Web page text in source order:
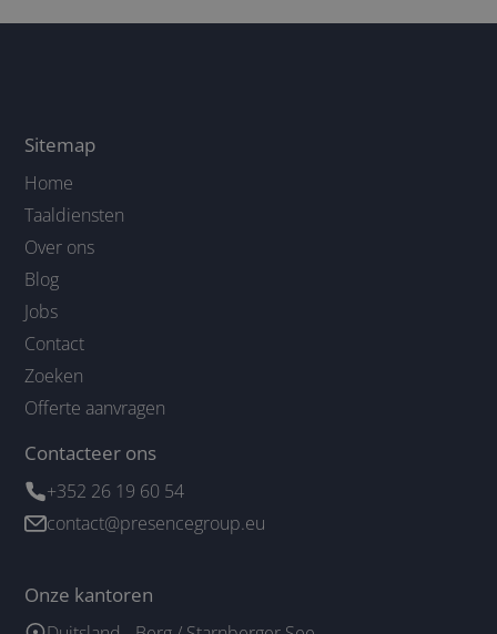
Sitemap
Home
Taaldiensten
Over ons
Blog
Jobs
Contact
Zoeken
Offerte aanvragen
Contacteer ons
+352 26 19 60 54
contact@presencegroup.eu
Onze kantoren